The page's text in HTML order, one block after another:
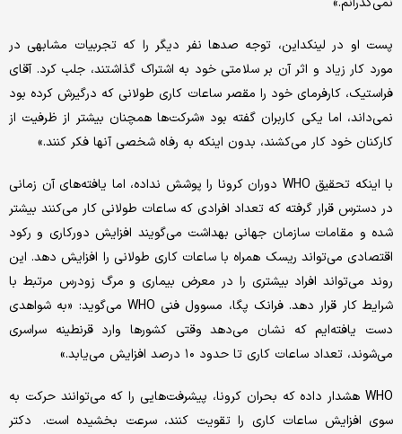
پست او در لینکداین، توجه صدها نفر دیگر را که تجربیات مشابهی در
مورد کار زیاد و اثر آن بر سلامتی خود به اشتراک گذاشتند، جلب کرد. آقای
فراستیک، کارفرمای خود را مقصر ساعات کاری طولانی که درگیرش کرده بود
نمی‌داند، اما یکی کاربران گفته بود «شرکت‌ها همچنان بیشتر از ظرفیت از
کارکنان خود کار می‌کشند، بدون اینکه به رفاه شخصی آنها فکر کنند.»
با اینکه تحقیق WHO دوران کرونا را پوشش نداده، اما یافته‌های آن زمانی
در دسترس قرار گرفته که تعداد افرادی که ساعات طولانی کار می‌کنند بیشتر
شده و مقامات سازمان جهانی بهداشت می‌گویند افزایش دورکاری و رکود
اقتصادی می‌تواند ریسک همراه با ساعات کاری طولانی را افزایش دهد. این
روند می‌تواند افراد بیشتری را در معرض بیماری و مرگ زودرس مرتبط با
شرایط کار قرار دهد. فرانک پگا، مسوول فنی WHO می‌گوید: «به شواهدی
دست یافته‌ایم که نشان می‌دهد وقتی کشورها وارد قرنطینه سراسری
می‌شوند، تعداد ساعات کاری تا حدود ۱۰ درصد افزایش می‌یابد.»
WHO هشدار داده که بحران کرونا، پیشرفت‌هایی را که می‌توانند حرکت به
سوی افزایش ساعات کاری را تقویت کنند، سرعت بخشیده است. دکتر